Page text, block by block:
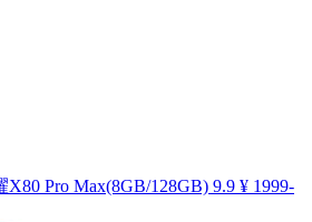
X80 Pro Max(8GB/128GB) 9.9 ¥ 1999-